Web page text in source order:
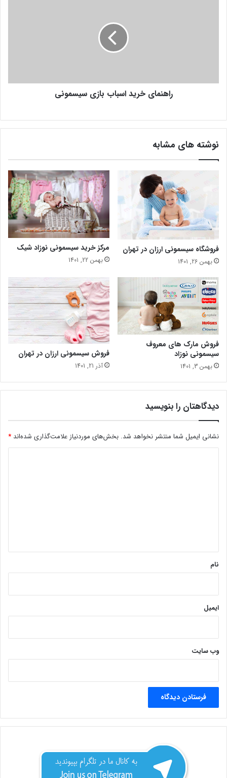
راهنمای خرید اسباب بازی سیسمونی
نوشته های مشابه
فروشگاه سیسمونی ارزان در تهران
بهمن 26, 1401
مرکز خرید سیسمونی نوزاد شیک
بهمن 22, 1401
فروش مارک های معروف
سیسمونی نوزاد
بهمن 3, 1401
فروش سیسمونی ارزان در تهران
آذر 21, 1401
دیدگاهتان را بنویسید
نشانی ایمیل شما منتشر نخواهد شد. بخش‌های موردنیاز علامت‌گذاری شده‌اند *
نام
ایمیل
وب‌ سایت